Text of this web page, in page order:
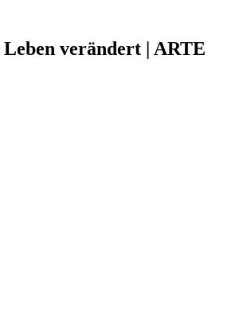
verändert | ARTE